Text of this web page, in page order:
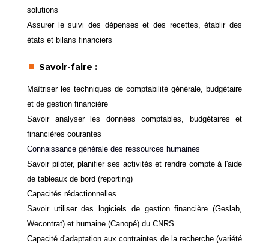
solutions
Assurer le suivi des dépenses et des recettes, établir des
états et bilans financiers
Savoir-faire :
Maîtriser les techniques de comptabilité générale, budgétaire
et de gestion financière
Savoir analyser les données comptables, budgétaires et
financières courantes
Connaissance générale des ressources humaines
Savoir piloter, planifier ses activités et rendre compte à l'aide
de tableaux de bord (reporting)
Capacités rédactionnelles
Savoir utiliser des logiciels de gestion financière (Geslab,
Wecontrat) et humaine (Canopé) du CNRS
Capacité d'adaptation aux contraintes de la recherche (variété